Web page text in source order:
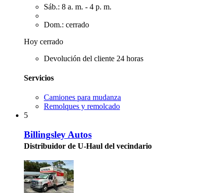
Sáb.: 8 a. m. - 4 p. m.
Dom.: cerrado
Hoy cerrado
Devolución del cliente 24 horas
Servicios
Camiones para mudanza
Remolques y remolcado
5
Billingsley Autos
Distribuidor de U-Haul del vecindario